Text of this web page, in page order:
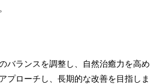
バランスを調整し、自然治癒力を高め
プローチし、長期的な改善を目指しま